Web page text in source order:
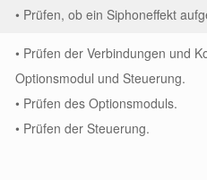
• Prüfen, ob ein Siphoneffekt
• Prüfen der Verbindungen und
Optionsmodul und Steuerung.
• Prüfen des Optionsmoduls.
• Prüfen der Steuerung.